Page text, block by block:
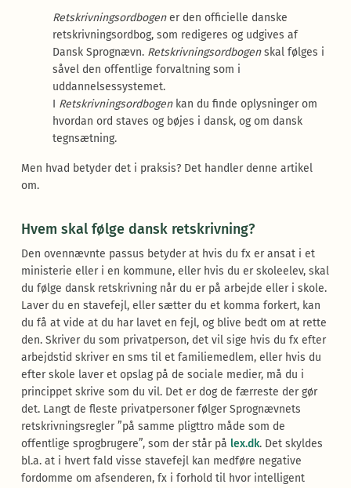
Retskrivningsordbogener den officielle danske
retskrivningsordbog, som redigeres og udgives af
Dansk Sprognævn. Retskrivningsordbogenskal følges i
såvel den offentlige forvaltning som i
uddannelsessystemet.
I Retskrivningsordbogenkan du finde oplysninger om
hvordan ord staves og bøjes i dansk, og om dansk
tegnsætning.
Men hvad betyder det i praksis? Det handler denne artikel
om.
Hvem skal følge dansk retskrivning?
Den ovennævnte passus betyder at hvis du fx er ansat i et
ministerie eller i en kommune, eller hvis du er skoleelev, skal
du følge dansk retskrivning når du er på arbejde eller i skole.
Laver du en stavefejl, eller sætter du et komma forkert, kan
du få at vide at du har lavet en fejl, og blive bedt om at rette
den. Skriver du som privatperson, det vil sige hvis du fx efter
arbejdstid skriver en sms til et familiemedlem, eller hvis du
efter skole laver et opslag på de sociale medier, må du i
princippet skrive som du vil. Det er dog de færreste der gør
det. Langt de fleste privatpersoner følger Sprognævnets
retskrivningsregler ”på samme pligttro måde som de
offentlige sprogbrugere”, som der står på lex.dk. Det skyldes
bl.a. at i hvert fald visse stavefejl kan medføre negative
fordomme om afsenderen, fx i forhold til hvor intelligent